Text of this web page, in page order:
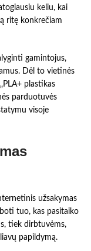
keliu, kai
ritę konkrečiam
gamintojus,
Dėl to vietinės
plastikas
parduotuvės
visoje
užsakymas
tuo, kas pasitaiko
tiek dirbtuvėms,
papildymą.